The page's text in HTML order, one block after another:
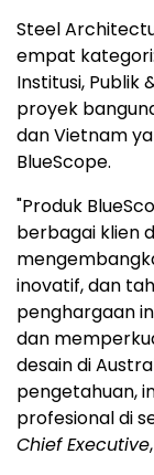
Steel
empat
Institusi, Publik
proyek
danVietnam
BlueScope.
"Produk
berbagai klien
inovatif, dan
penghargaan
dan
desain di
pengetahuan,
profesional di
Chief Executive